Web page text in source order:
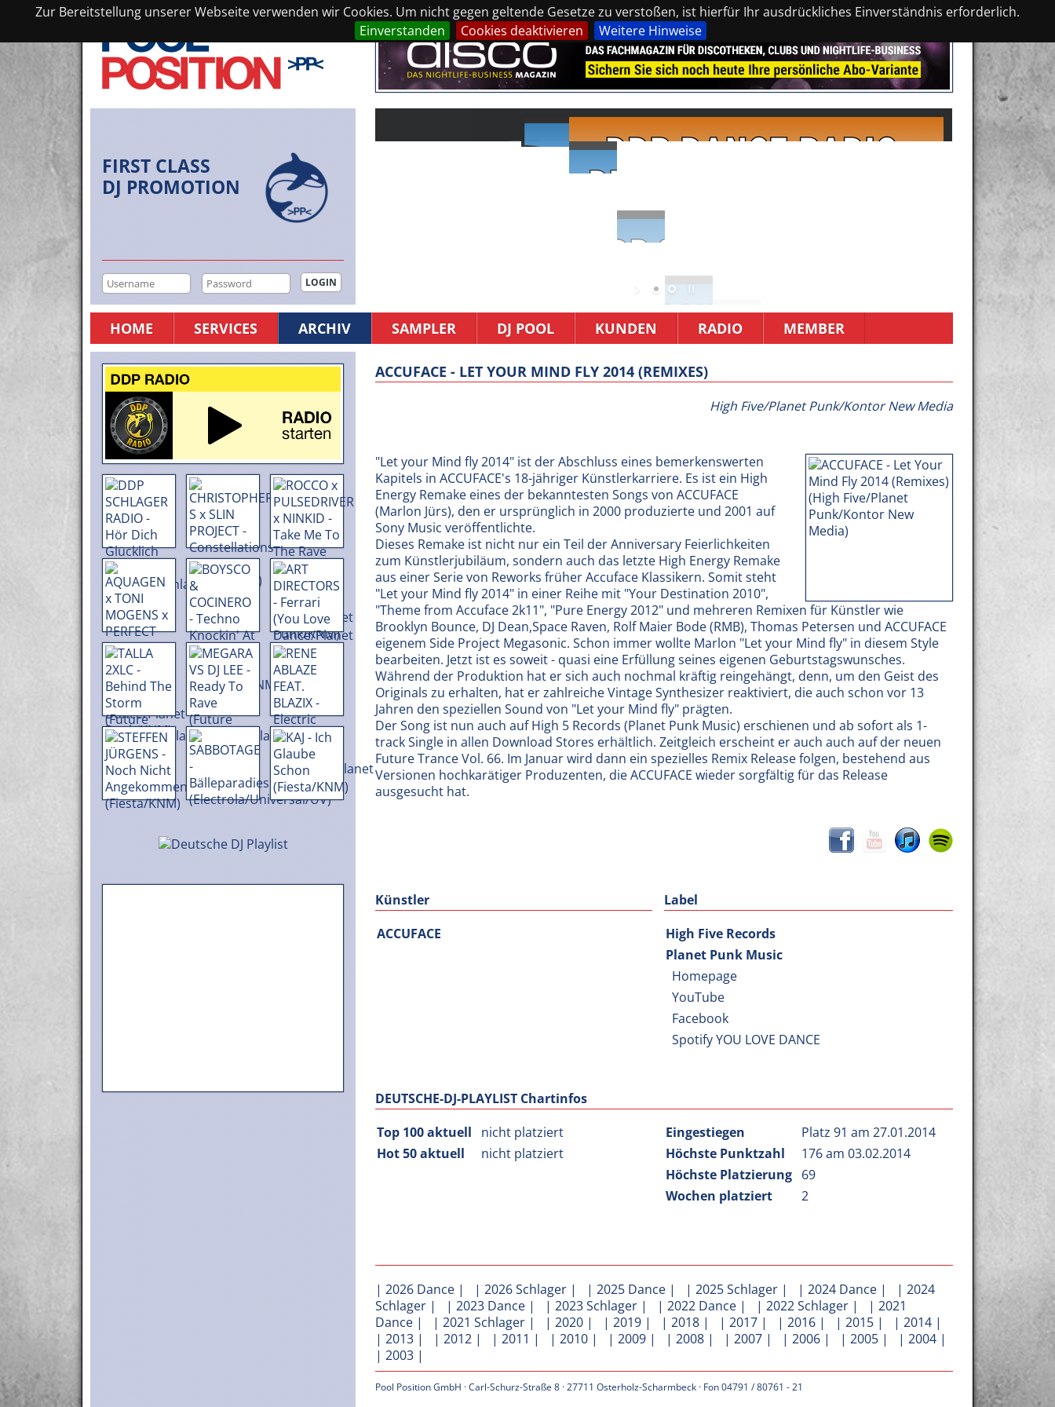
Zur Bereitstellung unserer Webseite verwenden wir Cookies. Um nicht gegen geltende Gesetze zu verstoßen, ist hierfür Ihr ausdrückliches Einverständnis erforderlich.
Einverstanden
Cookies deaktivieren Weitere Hinweise
FIRST CLASS
DJ PROMOTION
HOME SERVICES ARCHIV SAMPLER DJ POOL KUNDEN RADIO MEMBER
ACCUFACE - LET YOUR MIND FLY 2014 (REMIXES)
High Five/Planet Punk/Kontor New Media
"Let your Mind fly 2014" ist der Abschluss eines bemerkenswerten
Kapitels in ACCUFACE's 18-jähriger Künstlerkarriere. Es ist ein High
Energy Remake eines der bekanntesten Songs von ACCUFACE
(Marlon Jürs), den er ursprünglich in 2000 produzierte und 2001 auf
Sony Music veröffentlichte.
Dieses Remake ist nicht nur ein Teil der Anniversary Feierlichkeiten
zum Künstlerjubiläum, sondern auch das letzte High Energy Remake
aus einer Serie von Reworks früher Accuface Klassikern. Somit steht
"Let your Mind fly 2014" in einer Reihe mit "Your Destination 2010",
"Theme from Accuface 2k11", "Pure Energy 2012" und mehreren Remixen für Künstler wie
Brooklyn Bounce, DJ Dean,Space Raven, Rolf Maier Bode (RMB), Thomas Petersen und ACCUFACE
eigenem Side Project Megasonic. Schon immer wollte Marlon "Let your Mind fly" in diesem Style
bearbeiten. Jetzt ist es soweit - quasi eine Erfüllung seines eigenen Geburtstagswunsches.
Während der Produktion hat er sich auch nochmal kräftig reingehängt, denn, um den Geist des
Originals zu erhalten, hat er zahlreiche Vintage Synthesizer reaktiviert, die auch schon vor 13
Jahren den speziellen Sound von "Let your Mind fly" prägten.
Der Song ist nun auch auf High 5 Records (Planet Punk Music) erschienen und ab sofort als 1-
track Single in allen Download Stores erhältlich. Zeitgleich erscheint er auch auch auf der neuen
Future Trance Vol. 66. Im Januar wird dann ein spezielles Remix Release folgen, bestehend aus
Versionen hochkarätiger Produzenten, die ACCUFACE wieder sorgfältig für das Release
ausgesucht hat.
Künstler
ACCUFACE
Label
High Five Records
Planet Punk Music
Homepage
YouTube
Facebook
Spotify YOU LOVE DANCE
DEUTSCHE-DJ-PLAYLIST Chartinfos
Top 100 aktuell
nicht platziert
Hot 50 aktuell
nicht platziert
Eingestiegen
Platz 91 am 27.01.2014
Höchste Punktzahl
176 am 03.02.2014
Höchste Platzierung 69
Wochen platziert
2
| 2026 Dance | | 2026 Schlager | | 2025 Dance | | 2025 Schlager | | 2024 Dance | | 2024
Schlager | | 2023 Dance | | 2023 Schlager | | 2022 Dance | | 2022 Schlager | | 2021
Dance | | 2021 Schlager | | 2020 | | 2019 | | 2018 | | 2017 | | 2016 | | 2015 | | 2014 |
| 2013 | | 2012 | | 2011 | | 2010 | | 2009 | | 2008 | | 2007 | | 2006 | | 2005 | | 2004 |
| 2003 |
Pool Position GmbH · Carl-Schurz-Straße 8 · 27711 Osterholz-Scharmbeck · Fon 04791 / 80761 - 21